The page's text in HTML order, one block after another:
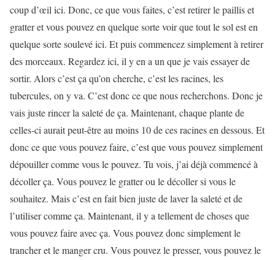
coup d’œil ici. Donc, ce que vous faites, c’est retirer le paillis et
gratter et vous pouvez en quelque sorte voir que tout le sol est en
quelque sorte soulevé ici. Et puis commencez simplement à retirer
des morceaux. Regardez ici, il y en a un que je vais essayer de
sortir. Alors c’est ça qu’on cherche, c’est les racines, les
tubercules, on y va. C’est donc ce que nous recherchons. Donc je
vais juste rincer la saleté de ça. Maintenant, chaque plante de
celles-ci aurait peut-être au moins 10 de ces racines en dessous. Et
donc ce que vous pouvez faire, c’est que vous pouvez simplement
dépouiller comme vous le pouvez. Tu vois, j’ai déjà commencé à
décoller ça. Vous pouvez le gratter ou le décoller si vous le
souhaitez. Mais c’est en fait bien juste de laver la saleté et de
l’utiliser comme ça. Maintenant, il y a tellement de choses que
vous pouvez faire avec ça. Vous pouvez donc simplement le
trancher et le manger cru. Vous pouvez le presser, vous pouvez le